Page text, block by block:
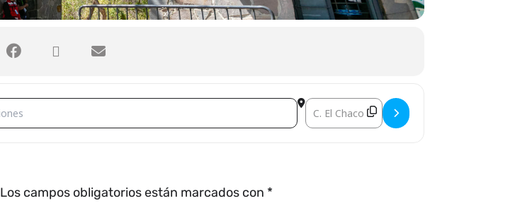
Destination Address - ACTIVIDADES
Los campos obligatorios están marcados con *